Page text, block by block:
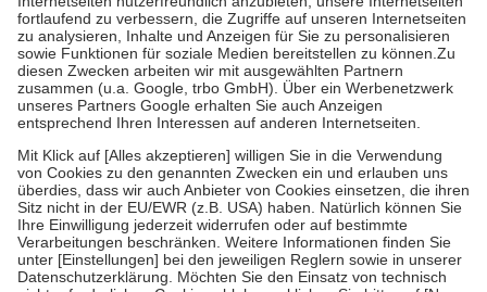
Diese Regeln gelten grundsätzlich auch für Online-Apotheken.
Bei Heilmitteln und häuslicher Krankenpflege beträgt die
Zuzahlung zehn Prozent der Kosten sowie zehn Euro je
Verordnung.
Um das Engagement der Versicherten für ihre eigene Gesundheit zu
stärken und die besondere Stellung der Familie zu unterstützen,
fallenkeine Zuzahlungenan bei:
• Kindern und Jugendlichen bis zum vollendeten 18. Lebensjahr
mit Ausnahme der Fahrkosten
• Untersuchungen zur Vorsorge und Früherkennung, die von der
GKV getragen werden
• empfohlenen Schutzimpfungen